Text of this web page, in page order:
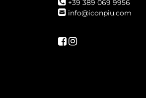
+39 389 069 9956
info@iconpiu.com
Seguici su Facebook
Seguici su Instagram